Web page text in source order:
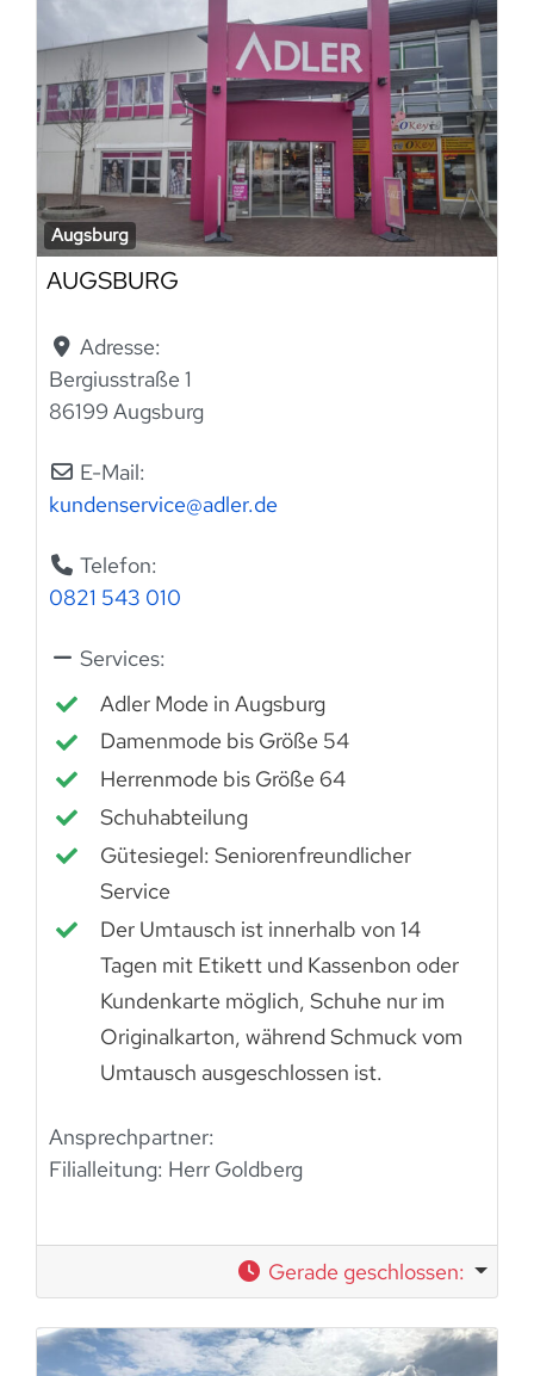
Augsburg
AUGSBURG
Adresse:
Bergiusstraße 1
86199 Augsburg
E-Mail:
kundenservice@adler.de
Telefon:
0821 543 010
Services:
Adler Mode in Augsburg
Damenmode bis Größe 54
Herrenmode bis Größe 64
Schuhabteilung
Gütesiegel: Seniorenfreundlicher
Service
Der Umtausch ist innerhalb von 14
Tagen mit Etikett und Kassenbon oder
Kundenkarte möglich, Schuhe nur im
Originalkarton, während Schmuck vom
Umtausch ausgeschlossen ist.
Ansprechpartner:
Filialleitung: Herr Goldberg
Gerade geschlossen: